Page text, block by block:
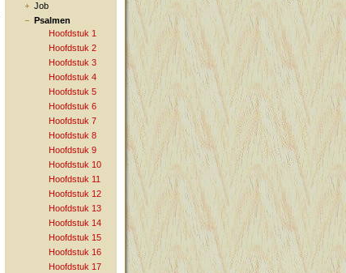
Job
Psalmen
Hoofdstuk 1
Hoofdstuk 2
Hoofdstuk 3
Hoofdstuk 4
Hoofdstuk 5
Hoofdstuk 6
Hoofdstuk 7
Hoofdstuk 8
Hoofdstuk 9
Hoofdstuk 10
Hoofdstuk 11
Hoofdstuk 12
Hoofdstuk 13
Hoofdstuk 14
Hoofdstuk 15
Hoofdstuk 16
Hoofdstuk 17